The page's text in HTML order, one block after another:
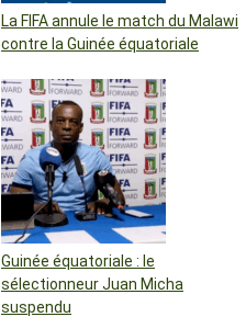
La FIFA annule le match du Malawi
contre la Guinée équatoriale
Guinée équatoriale : le
sélectionneur Juan Micha
suspendu